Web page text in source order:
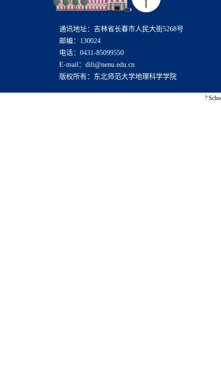
通讯地址：吉林省长春市人民大街5268号
邮编：130024
电话：0431-85099550
E-mail：dili@nenu.edu.cn
版权所有：东北师范大学地理科学学院
?